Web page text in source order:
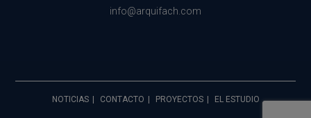
info@arquifach.com
NOTICIAS CONTACTO PROYECTOS EL ESTUDIO